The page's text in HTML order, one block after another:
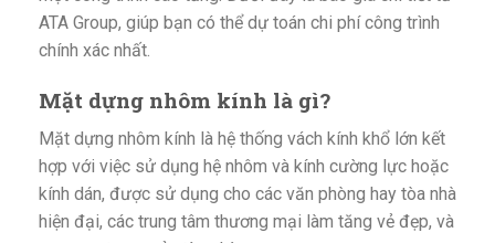
ATA Group, giúp bạn có thể dự toán chi phí công trình
chính xác nhất.
Mặt dựng nhôm kính là gì?
Mặt dựng nhôm kính là hệ thống vách kính khổ lớn kết
hợp với việc sử dụng hệ nhôm và kính cường lực hoặc
kính dán, được sử dụng cho các văn phòng hay tòa nhà
hiện đại, các trung tâm thương mại làm tăng vẻ đẹp, và